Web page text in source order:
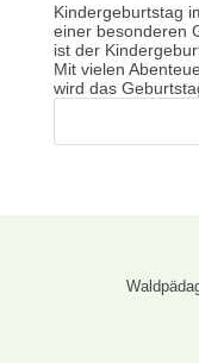
Kindergeburtstag
einer besonderen
ist der
Mit vielen
wird das